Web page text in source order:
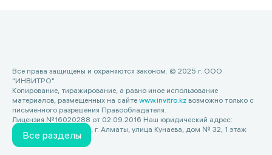
Все разделы
Все права защищены и охраняются законом. © 2025 г. ООО
"ИНВИТРО".
Копирование, тиражирование, а равно иное использование
материалов, размещенных на сайте www.invitro.kz возможно только с
письменного разрешения Правообладателя.
Лицензия №16020288 от 02.09.2016 Наш юридический адрес:
Республика Казахстан, г. Алматы, улица Кунаева, дом № 32, 1 этаж